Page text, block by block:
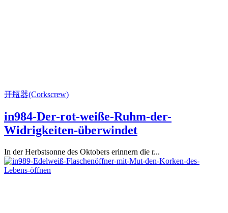
开瓶器(Corkscrew)
in984-Der-rot-weiße-Ruhm-der-
Widrigkeiten-überwindet
In der Herbstsonne des Oktobers erinnern die r...